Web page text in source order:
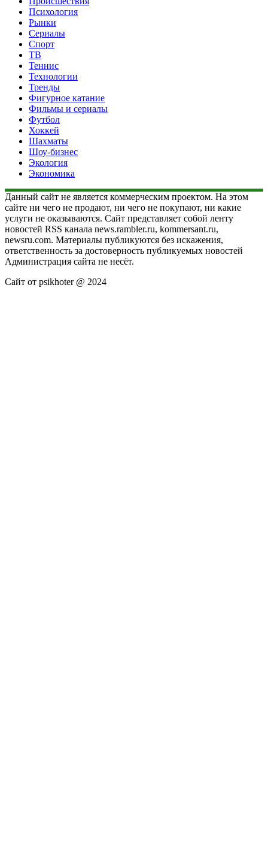
Психология
Рынки
Сериалы
Спорт
ТВ
Теннис
Технологии
Тренды
Фигурное катание
Фильмы и сериалы
Футбол
Хоккей
Шахматы
Шоу-бизнес
Экология
Экономика
Данный сайт не является коммерческим проектом. На этом
сайте ни чего не продают, ни чего не покупают, ни какие
услуги не оказываются. Сайт представляет собой ленту
новостей RSS канала news.rambler.ru, kommersant.ru,
newsru.com. Материалы публикуются без искажения,
ответственность за достоверность публикуемых новостей
Администрация сайта не несёт.
Сайт от psikhoter @ 2024